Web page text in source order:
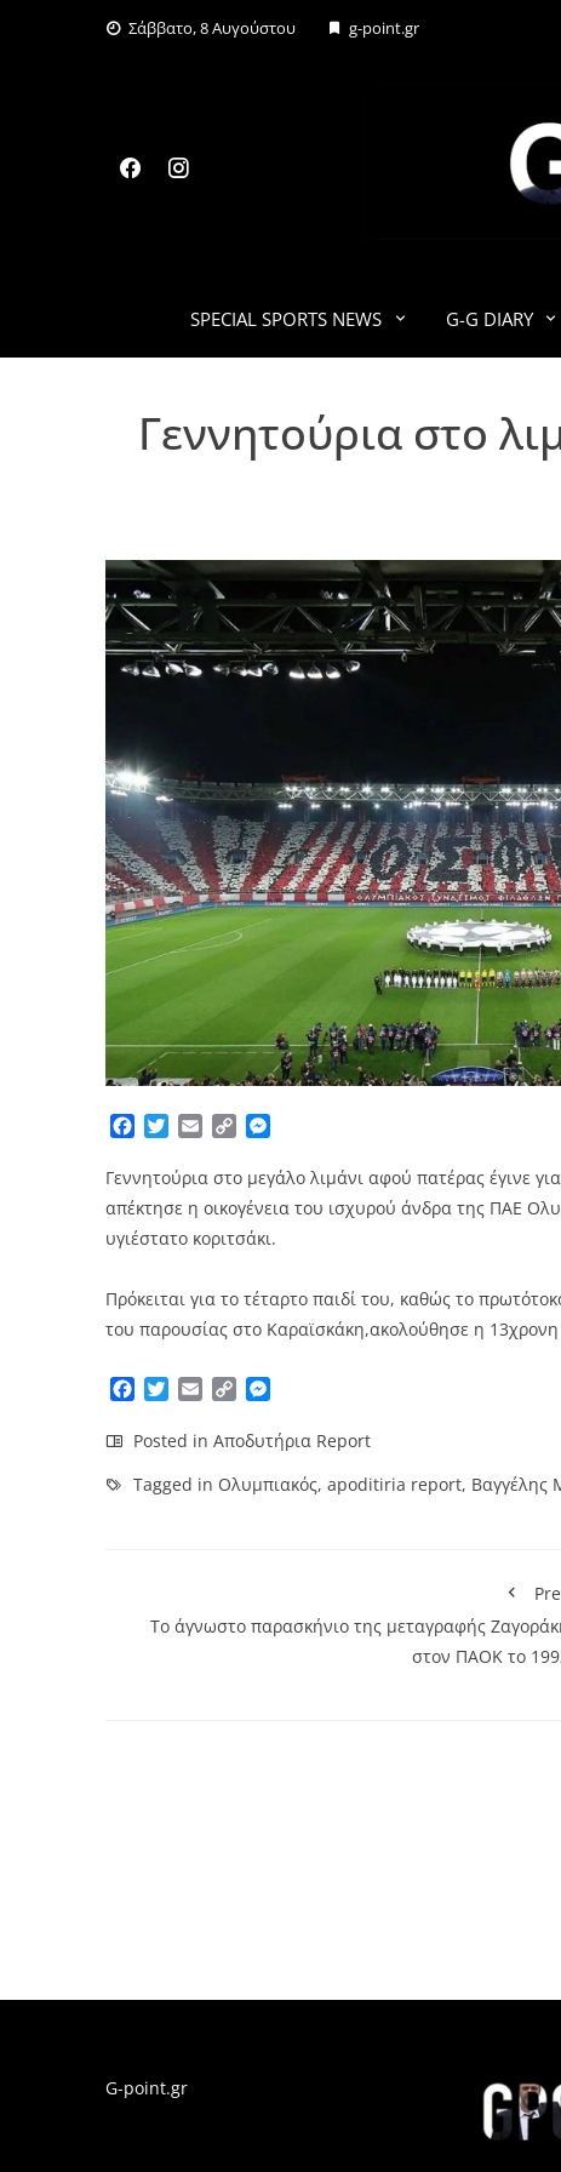
Σάββατο, 8 Αυγούστου g-point.gr
SPECIAL SPORTS NEWS G-G DIARY
Γεννητούρια στο
Facebook
TwitterEmailCopy
Γεννητούρια στο μεγάλο λιμάνι αφού πατέρας έγινε
απέκτησε η οικογένεια του ισχυρού άνδρα της ΠΑΕ
υγιέστατο κοριτσάκι.
Πρόκειται για το τέταρτο παιδί του, καθώς το
του παρουσίας στο Καραϊσκάκη,ακολούθησε η
Facebook
TwitterEmailCopy
Posted in Αποδυτήρια Report
Tagged in Ολυμπιακός, apoditiria report, Bαγγέλης
Το άγνωστο παρασκήνιο της μεταγραφής
στον ΠΑΟΚ το
G-point.gr